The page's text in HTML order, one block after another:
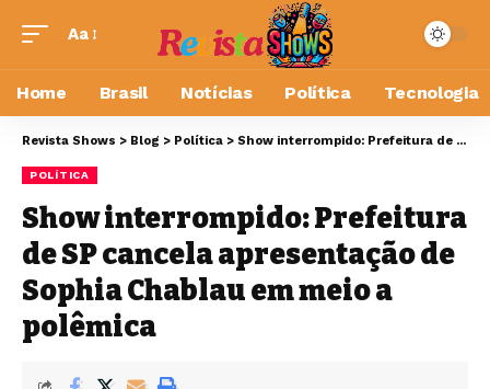
Aa
Home Brasil Notícias Política Tecnologia
Revista Shows > Blog > Política > Show interrompido: Prefeitura de SP cancela apresentação de Sophia Chablau em meio a polêmica
POLÍTICA
Show interrompido: Prefeitura
de SP cancela apresentação de
Sophia Chablau em meio a
polêmica